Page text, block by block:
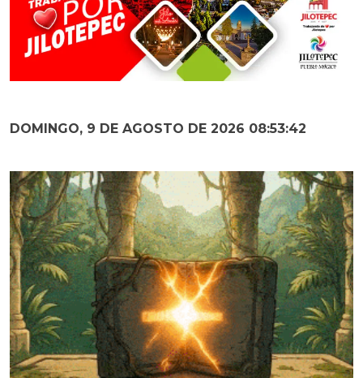
DOMINGO, 9 DE AGOSTO DE 2026 08:53:44